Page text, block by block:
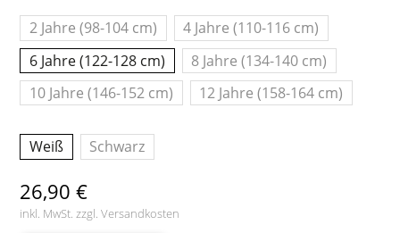
2 Jahre (98-104 cm)
4 Jahre (110-116 cm)
6 Jahre (122-128 cm)
8 Jahre (134-140 cm)
10 Jahre (146-152 cm)
12 Jahre (158-164 cm)
Weiß Schwarz
26,90 €
inkl. MwSt. zzgl.Versandkosten